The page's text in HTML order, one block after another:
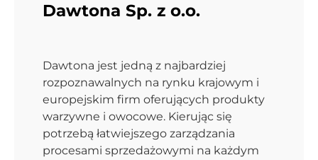
Dawtona Sp. z o.o.
Dawtona jest jedną z najbardziej
rozpoznawalnych na rynku krajowym i
europejskim firm oferujących produkty
warzywne i owocowe. Kierując się
potrzebą łatwiejszego zarządzania
procesami sprzedażowymi na każdym